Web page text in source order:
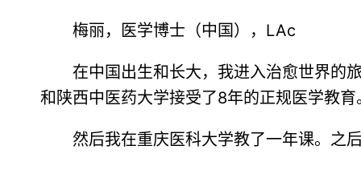
梅丽，医学博士（中国），LAc
在中国出生和长大，我进入治愈世界的
和陕西中医药大学接受了8年的正规医学教育
然后我在重庆医科大学教了一年课。之